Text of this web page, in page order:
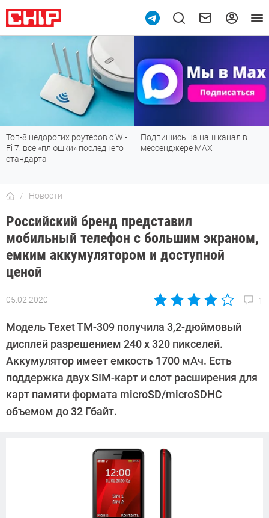
Топ-8 недорогих роутеров с Wi-
Fi 7: все «плюшки» последнего
стандарта
Подпишись на наш канал в
мессенджере МАХ
Новости
Российский бренд представил
мобильный телефон с большим экраном,
емким аккумулятором и доступной
ценой
05.02.2020 1
Автор:
Кошик
Модель Texet TM-309 получила 3,2-дюймовый
дисплей разрешением 240 x 320 пикселей.
Аккумулятор имеет емкость 1700 мАч. Есть
поддержка двух SIM-карт и слот расширения для
карт памяти формата microSD/microSDHC
объемом до 32 Гбайт.